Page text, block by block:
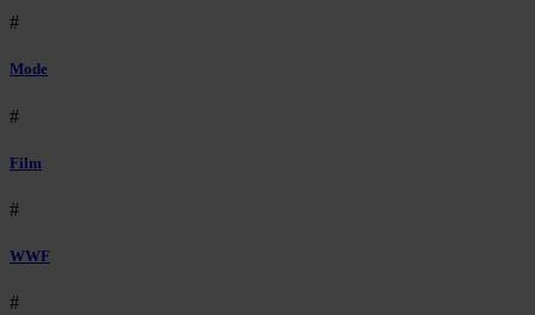
#
Mode
#
Film
#
WWF
#